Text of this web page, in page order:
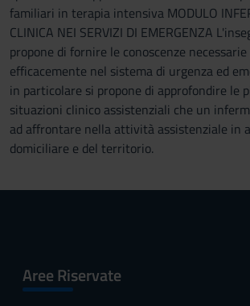
familiari in terapia intensiva MODULO
CLINICA NEI SERVIZI DI EMERGENZA
propone di fornire le conoscenze
efficacemente nel sistema di urgenza ed
in particolare si propone di approfondire le
situazioni clinico assistenziali che un
ad affrontare nella attività assistenziale in
domiciliare e del territorio.
Aree Riservate